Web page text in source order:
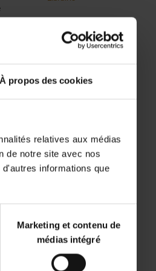
À propos des cookies
relatives aux médias
de notre site avec nos
informations que
Marketing et contenu de
médias intégré